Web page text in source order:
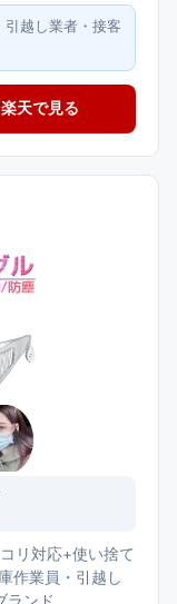
越し業者・接客
楽天で見る
リ対応+使い捨て
作業員・引越し